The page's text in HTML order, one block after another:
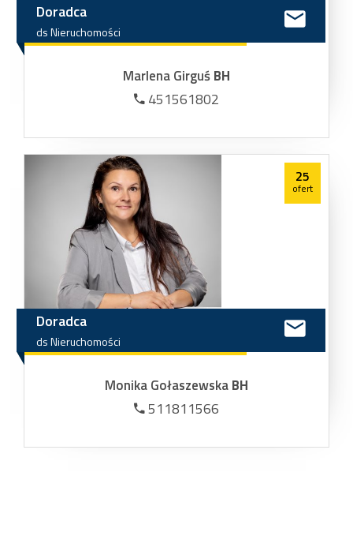
Doradca
dsNieruchomości
Marlena GirguśBH
451561802
25
ofert
Doradca
dsNieruchomości
Monika GołaszewskaBH
511811566